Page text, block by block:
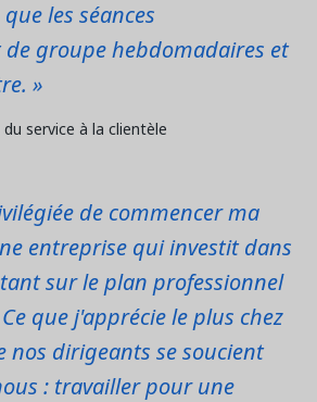
les séances
groupe hebdomadaires et
»
service à la clientèle
de commencer ma
entreprise qui investit dans
sur le plan professionnel
que j'apprécie le plus chez
nos dirigeants se soucient
: travailler pour une